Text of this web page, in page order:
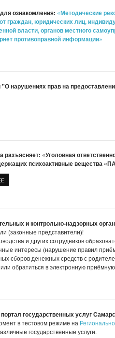
ознакомления: «Методические
граждан, юридических лиц,
власти, органов местного
противоправной информации»
нарушениях прав на
разъясняет: «Уголовная
психоактивные вещества
и контрольно-надзорных
(законные представители)!
и других сотрудников
интересы (нарушение правил
сборов денежных средств с
обратиться в электронную
государственных услуг
в тестовом режиме на
государственные услуги.